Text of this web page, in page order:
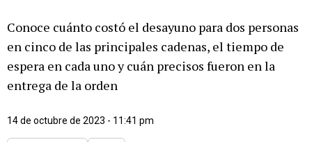
Conoce cuánto costó el desayuno para dos personas
en cinco de las principales cadenas, el tiempo de
espera en cada uno y cuán precisos fueron en la
entrega de la orden
14 de octubre de 2023 - 11:41 pm